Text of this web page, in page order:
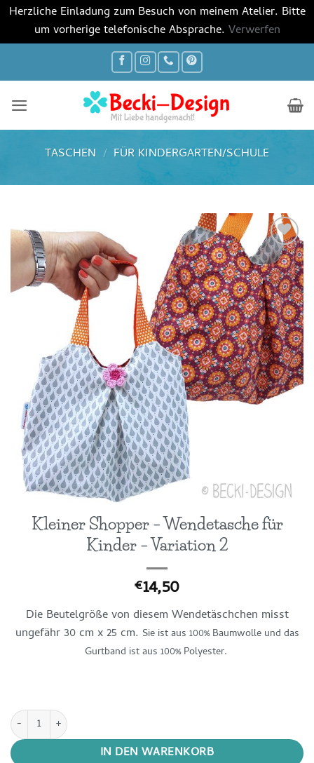
Herzliche Einladung zum Besuch von meinem Atelier. Bitte
um vorherige telefonische Absprache. Verwerfen
TASCHEN / FÜR KINDERGARTEN/SCHULE
Auf die
Wunschliste
Kleiner Shopper – Wendetasche für
Kinder – Variation 2
€14,50
Die Beutelgröße von diesem Wendetäschchen misst
ungefähr 30 cm x 25 cm. Sie ist aus 100% Baumwolle und das
Gurtband ist aus 100% Polyester.
Kleiner Shopper - Wendetasche für Kinder - Variation 2 Menge
IN DEN WARENKORB